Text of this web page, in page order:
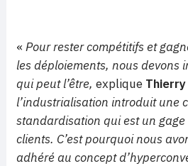
« Pour rester compétitifs et
les déploiements, nous devons
qui peut l’être, explique
l’industrialisation introduit une
standardisation qui est un
clients. C’est pourquoi nous
adhéré au concept